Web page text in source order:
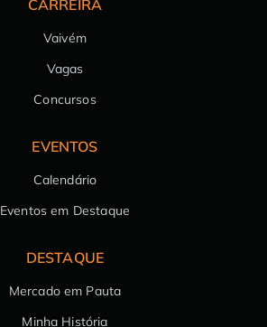
CARREIRA
Vaivém
Vagas
Concursos
EVENTOS
Calendário
Eventos em Destaque
DESTAQUE
Mercado em Pauta
Minha História